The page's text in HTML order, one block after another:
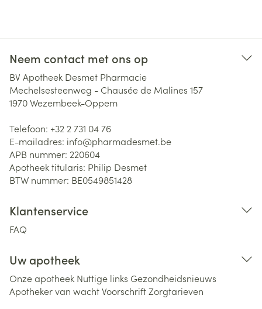
Neem contact met ons op
BV Apotheek Desmet Pharmacie
Mechelsesteenweg - Chausée de Malines 157
1970Wezembeek-Oppem
Telefoon: +32 2 731 04 76
E-mailadres: info@pharmadesmet.be
APB nummer: 220604
Apotheek titularis: Philip Desmet
BTW nummer: BE0549851428
Klantenservice
FAQ
Uw apotheek
Onze apotheek Nuttige links Gezondheidsnieuws
Apotheker van wachtVoorschriftZorgtarieven